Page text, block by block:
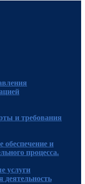
и требования
обеспечение и
процесса.
услуги
деятельность